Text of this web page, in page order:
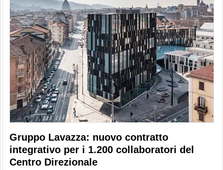
Gruppo Lavazza: nuovo contratto
integrativo per i 1.200 collaboratori del
Centro Direzionale